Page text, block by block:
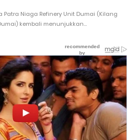
Patra Niaga Refinery Unit Dumai (Kilang
kembali menunjukkan...